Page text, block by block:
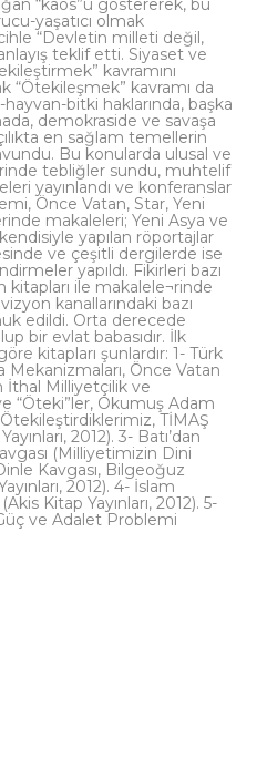
“kaos”u göstererek, bu
yaşatıcı olmak
“Devletin milleti değil,
teklif etti. Siyaset ve
kavramını
“Ötekileşmek” kavramı da
bitki haklarında, başka
demokraside ve savaşa
en sağlam temellerin
Bu konularda ulusal ve
tebliğler sundu, muhtelif
yayınlandı ve konferanslar
Önce Vatan, Star, Yeni
makaleleri; Yeni Asya ve
yapılan röportajlar
ve çeşitli dergilerde ise
yapıldı. Fikirleri bazı
kitapları ile makalele¬rinde
kanallarındaki bazı
edildi. Orta derecede
bir evlat babasıdır. İlk
kitapları şunlardır: 1- Türk
Önce Vatan
İthal Milliyetçilik ve
“Öteki”ler, Okumuş Adam
Ötekileştirdiklerimiz, TİMAŞ
2012). 3- Batı’dan
(Milliyetimizin Dini
Kavgası, Bilgeoğuz
2012). 4- İslam
Kitap Yayınları, 2012). 5-
ve Adalet Problemi